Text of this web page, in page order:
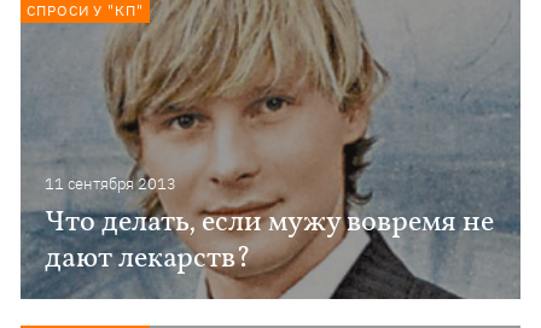
11 сентября 2013
Что делать, если мужу вовремя не
дают лекарств?
СПРОСИ У "КП"